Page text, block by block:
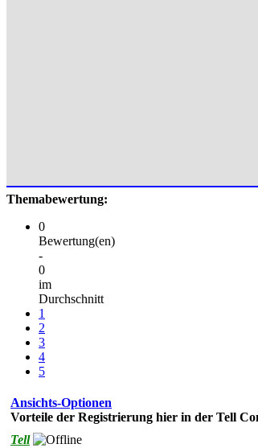
Themabewertung:
0
Bewertung(en)
-
0
im
Durchschnitt
1
2
3
4
5
Ansichts-Optionen
Vorteile der Registrierung hier in der Tell
Tell